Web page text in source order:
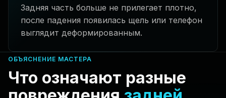
Задняя часть больше не прилегает плотно,
после падения появилась щель или телефон
выглядит деформированным.
ОБЪЯСНЕНИЕ МАСТЕРА
Что означают разные